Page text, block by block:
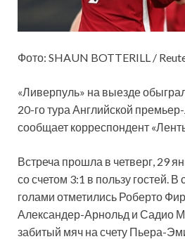
Фото: SHAUN BOTTERILL /
«Ливерпуль» на выезде
20-го тура Английской
сообщает корреспондент
Встреча прошла в четверг, 29
со счетом 3:1 в пользу гостей.
голами отметились Роберто
Александер-Арнольд и Садио
забитый мяч на счету Пьера-